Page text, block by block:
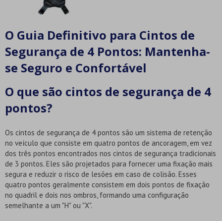
O Guia Definitivo para Cintos de
Segurança de 4 Pontos: Mantenha-
se Seguro e Confortável
O que são cintos de segurança de 4
pontos?
Os cintos de segurança de 4 pontos são um sistema de retenção
no veículo que consiste em quatro pontos de ancoragem, em vez
dos três pontos encontrados nos cintos de segurança tradicionais
de 3 pontos. Eles são projetados para fornecer uma fixação mais
segura e reduzir o risco de lesões em caso de colisão. Esses
quatro pontos geralmente consistem em dois pontos de fixação
no quadril e dois nos ombros, formando uma configuração
semelhante a um "H" ou "X".